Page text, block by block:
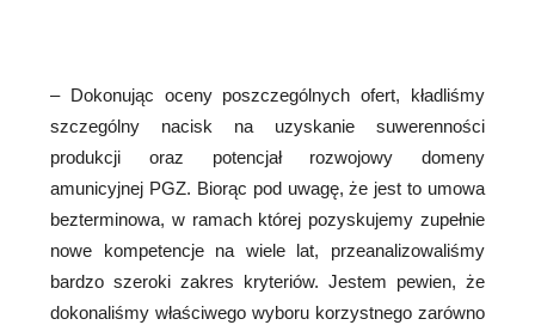
– Dokonując oceny poszczególnych ofert, kładliśmy
szczególny nacisk na uzyskanie suwerenności
produkcji oraz potencjał rozwojowy domeny
amunicyjnej PGZ. Biorąc pod uwagę, że jest to umowa
bezterminowa, w ramach której pozyskujemy zupełnie
nowe kompetencje na wiele lat, przeanalizowaliśmy
bardzo szeroki zakres kryteriów. Jestem pewien, że
dokonaliśmy właściwego wyboru korzystnego zarówno